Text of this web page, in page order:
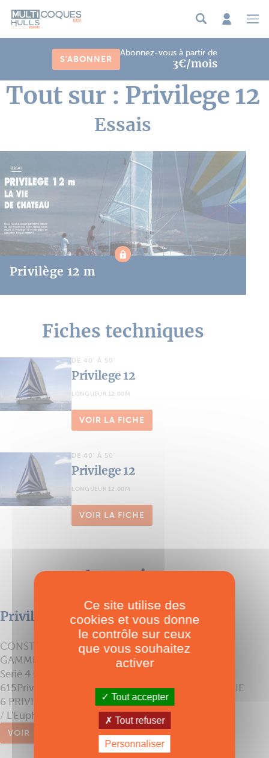
S'ABONNER
Abonnez-vous à partir de
3€/mois
Tout sur : Privilege 12
Essais
Privilège 12 m
Fiches techniques
DE 40' À 50'
Privilege 12
LONGUEUR 12.00M
VOIR LA FICHE
DE 40' À 50'
Privilege 12
LONGUEUR 12.00M
VOIR LA FICHE
Annuaire
Privilège Marine
CONSTRUCTEUR DE CATAMARANS HAUT DE
GAMMEGAMME VOILE : Privilege Serie 5Privilege
Serie 4.5Privilege Serie 4.9Privilege 515Privilege
615Privilege 745PRIVILEGE SERIE 5PRIVILEGE SERIE
6 PRIVILEGE SERIE 7GAMME MOTEUR :Furio 6
/ L'Euphorie 5
VOIR
Ce site utilise des
cookies et vous donne
le contrôle sur ceux
que vous souhaitez
activer
Tout accepter
Tout refuser
Personnaliser